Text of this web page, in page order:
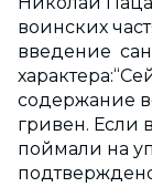
воинских
введение
содержание
гривен. Если
поймали на